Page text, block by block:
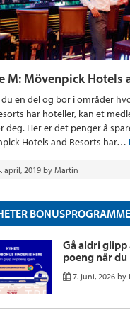
M: Mövenpick Hotels
du en del og bor i områder
har hoteller, kan et
deg. Her er det penger å
Hotels and Resorts har…
april, 2019 by Martin
Gå aldri glipp
poeng når
7. juni, 2026 by